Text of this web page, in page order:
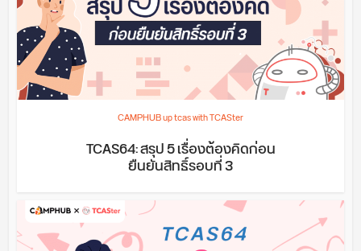
CAMPHUB up tcas with TCASter
TCAS64: สรุป 5 เรื่องต้องคิดก่อน
ยืนยันสิทธิ์รอบที่ 3